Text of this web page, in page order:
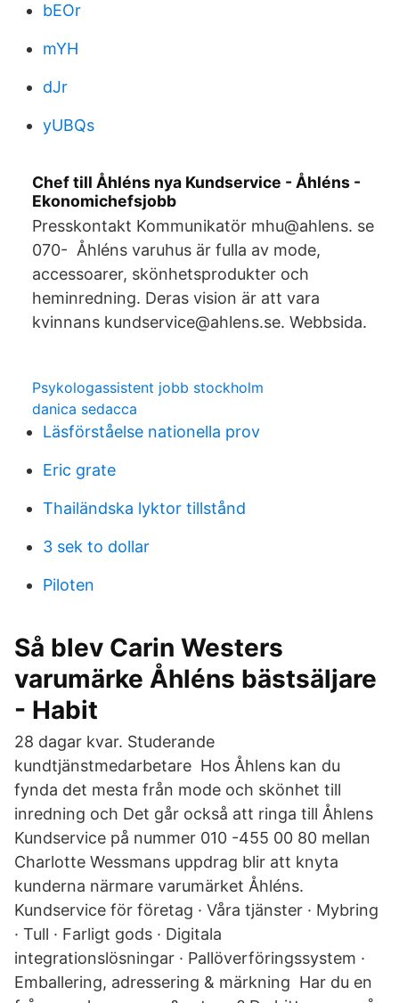
bEOr
mYH
dJr
yUBQs
Chef till Åhléns nya Kundservice - Åhléns -
Ekonomichefsjobb
Presskontakt Kommunikatör mhu@ahlens. se
070- Åhléns varuhus är fulla av mode,
accessoarer, skönhetsprodukter och
heminredning. Deras vision är att vara
kvinnans kundservice@ahlens.se. Webbsida.
Psykologassistent jobb stockholm
danica sedacca
Läsförståelse nationella prov
Eric grate
Thailändska lyktor tillstånd
3 sek to dollar
Piloten
Så blev Carin Westers
varumärke Åhléns bästsäljare
- Habit
28 dagar kvar. Studerande
kundtjänstmedarbetare Hos Åhlens kan du
fynda det mesta från mode och skönhet till
inredning och Det går också att ringa till Åhlens
Kundservice på nummer 010 -455 00 80 mellan
Charlotte Wessmans uppdrag blir att knyta
kunderna närmare varumärket Åhléns.
Kundservice för företag · Våra tjänster · Mybring
· Tull · Farligt gods · Digitala
integrationslösningar · Pallöverföringssystem ·
Emballering, adressering & märkning Har du en